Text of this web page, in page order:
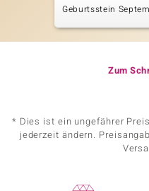
Geburtsstein
Zum
* Dies ist ein ungefährer
jederzeit ändern.